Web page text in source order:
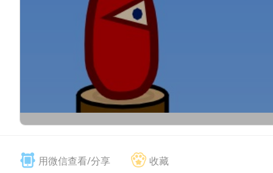
用微信查看/分享 收藏